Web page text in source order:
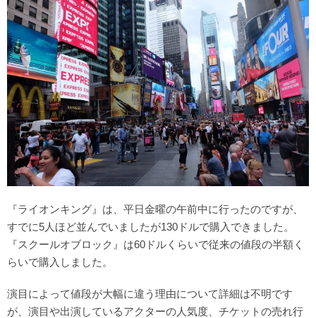
『ライオンキング』は、平日金曜の午前中に行ったのですが、
すでに5人ほど並んでいましたが130ドルで購入できました。
『スクールオブロック』は60ドルくらいで従来の値段の半額く
らいで購入しました。
演目によって値段が大幅に違う理由について詳細は不明です
が、演目や出演しているアクターの人気度、チケットの売れ行